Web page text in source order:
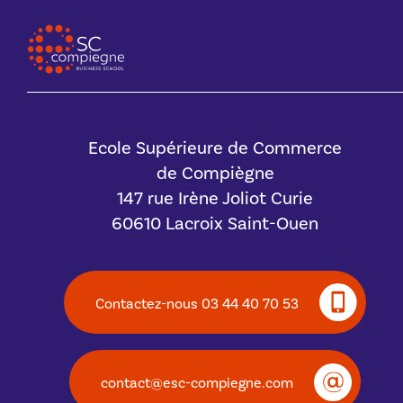
Ecole Supérieure de Commerce
de Compiègne
147 rue Irène Joliot Curie
60610 Lacroix Saint-Ouen
Contactez-nous 03 44 40 70 53
contact@esc-compiegne.com